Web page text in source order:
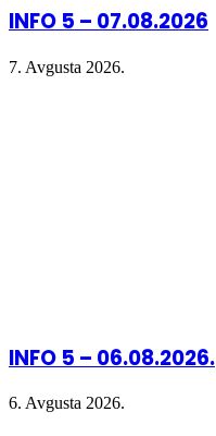
INFO 5 – 07.08.2026
7. Avgusta 2026.
INFO 5 – 06.08.2026.
6. Avgusta 2026.